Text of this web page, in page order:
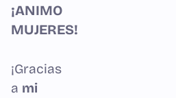
¡ANIMO
MUJERES!
¡Gracias
a mi